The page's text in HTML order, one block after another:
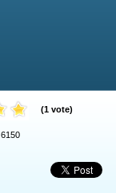
(1 vote)
6150